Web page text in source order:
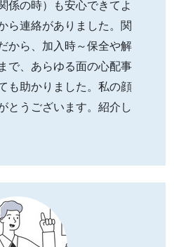
係の時）も安心できてよ
ら連絡がありました。関
から、加入時～保全や解
で、あらゆる面の心配事
も助かりました。私の顔
とうございます。紹介し